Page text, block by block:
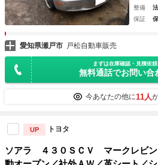
整備
保証
愛知県瀬戸市 戸松自動車販売
まずは在庫確認・見積依頼
無料通話でお問い合
今あなたの他に11人
UP トヨタ
ソアラ ４３０ＳＣＶ マークレビン